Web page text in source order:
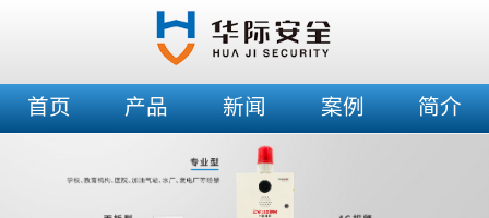
首页 产品 新闻 案例 简介